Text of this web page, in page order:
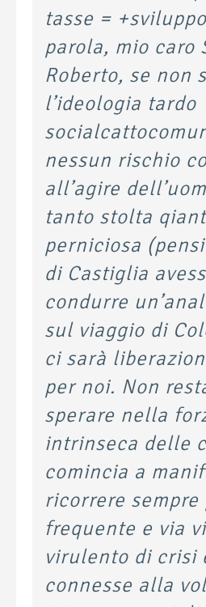
tasse =
parola, mio caro
Roberto, se non
l’ideologia tardo
nessun rischio
all’agire
tanto stolta
perniciosa
di Castiglia
condurre
sul viaggio di
ci sarà
per noi. Non
sperare nella
intrinseca delle
comincia a
ricorrere sempre
frequente e via
virulento di crisi
connesse alla